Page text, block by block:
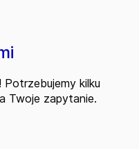
kilku
Twoje zapytanie.